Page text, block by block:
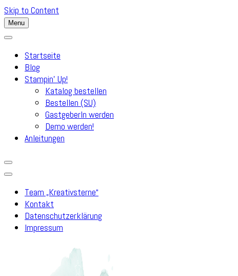
Skip to Content
Menu
Startseite
Blog
Stampin’ Up!
Katalog bestellen
Bestellen (SU)
GastgeberIn werden
Demo werden!
Anleitungen
Team „Kreativsterne“
Kontakt
Datenschutzerklärung
Impressum